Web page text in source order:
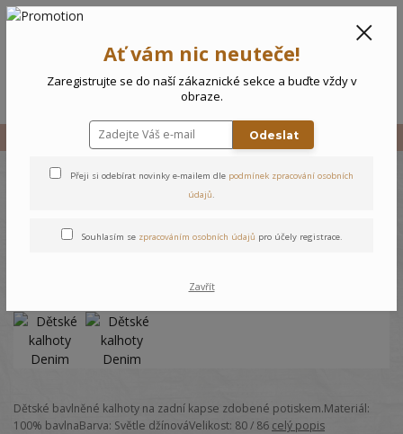
Dětské kalhoty Denim
Dětské kalhoty Denim
Dětské bavlněné kalhoty na zadní kapse zdobené potiskem.Materiál:
100% bavlnaBarva: Světle džínováVelikost: 80 / 86 celý popis
Ať vám nic neuteče!
Zaregistrujte se do naší zákaznické sekce a buďte vždy v
obraze.
Odeslat
Přeji si odebírat novinky e-mailem dle podmínek zpracování osobních
údajů.
Souhlasím se zpracováním osobních údajů pro účely registrace.
Zavřít